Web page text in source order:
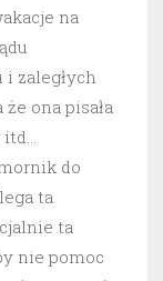
na
zaległych
ona pisała
itd…
do
ta
ta
nie pomoc